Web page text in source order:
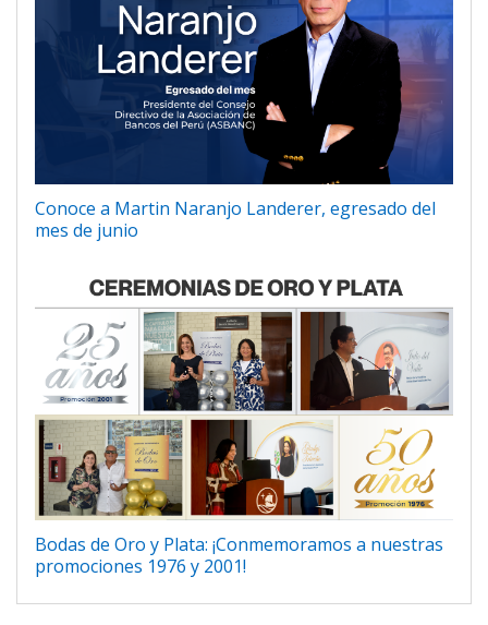
Conoce a Martin Naranjo Landerer, egresado del
mes de junio
Bodas de Oro y Plata: ¡Conmemoramos a nuestras
promociones 1976 y 2001!